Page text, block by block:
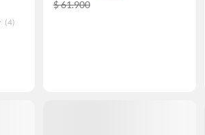
(4)
$ 61.900